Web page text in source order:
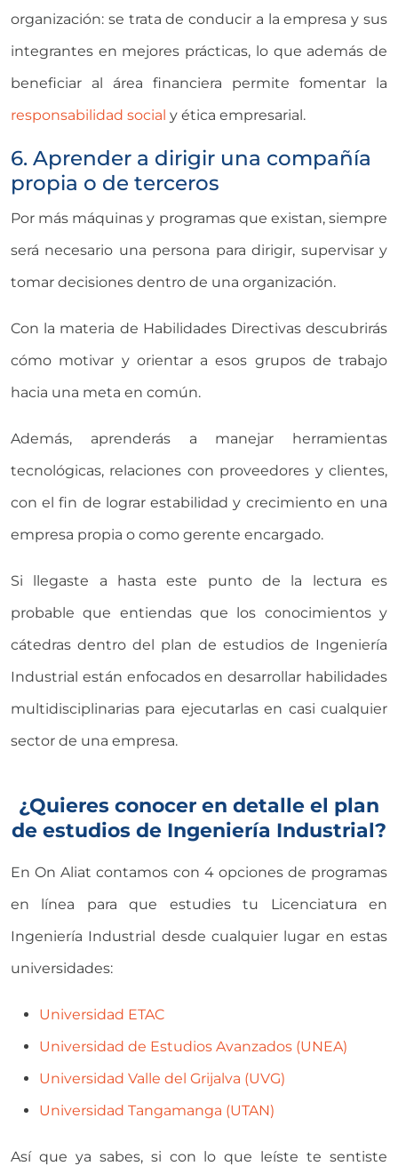
organización: se trata de conducir a la empresa y sus
integrantes en mejores prácticas, lo que además de
beneficiar al área financiera permite fomentar la
responsabilidad social y ética empresarial.
6. Aprender a dirigir una compañía
propia o de terceros
Por más máquinas y programas que existan, siempre
será necesario una persona para dirigir, supervisar y
tomar decisiones dentro de una organización.
Con la materia de Habilidades Directivas descubrirás
cómo motivar y orientar a esos grupos de trabajo
hacia una meta en común.
Además, aprenderás a manejar herramientas
tecnológicas, relaciones con proveedores y clientes,
con el fin de lograr estabilidad y crecimiento en una
empresa propia o como gerente encargado.
Si llegaste a hasta este punto de la lectura es
probable que entiendas que los conocimientos y
cátedras dentro del plan de estudios de Ingeniería
Industrial están enfocados en desarrollar habilidades
multidisciplinarias para ejecutarlas en casi cualquier
sector de una empresa.
¿Quieres conocer en detalle el plan
de estudios de Ingeniería Industrial?
En On Aliat contamos con 4 opciones de programas
en línea para que estudies tu Licenciatura en
Ingeniería Industrial desde cualquier lugar en estas
universidades:
Universidad ETAC
Universidad de Estudios Avanzados (UNEA)
Universidad Valle del Grijalva (UVG)
Universidad Tangamanga (UTAN)
Así que ya sabes, si con lo que leíste te sentiste